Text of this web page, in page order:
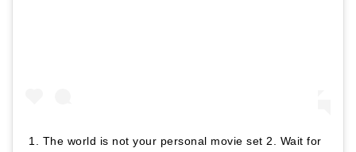
1. The world is not your personal movie set 2. Wait for